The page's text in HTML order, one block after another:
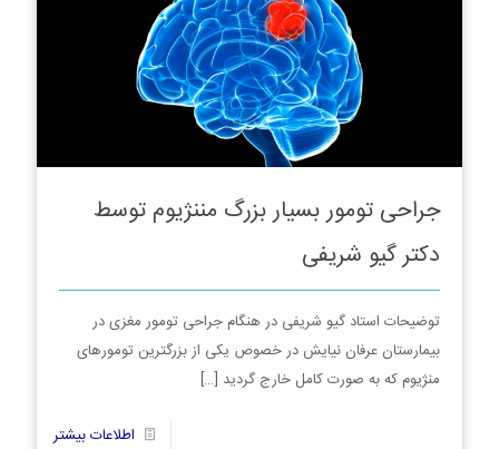
جراحی تومور بسیار بزرگ مننژیوم توسط
دکتر گیو شریفی
توضیحات استاد گیو شریفی در هنگام جراحی تومور مغزی در
بیمارستان عرفان نیایش در خصوص یکی از بزرگترین تومورهای
منژیوم که به صورت کامل خارج گردید […]
اطلاعات بیشتر